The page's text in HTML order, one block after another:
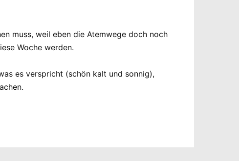
muss, weil eben die Atemwege doch noch
Woche werden.
es verspricht (schön kalt und sonnig),